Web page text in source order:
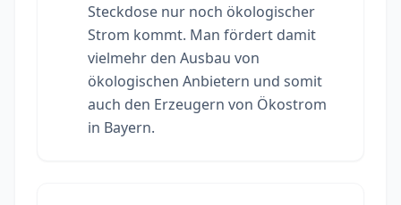
Steckdose nur noch ökologischer
Strom kommt. Man fördert damit
vielmehr den Ausbau von
ökologischen Anbietern und somit
auch den Erzeugern von Ökostrom
in Bayern.